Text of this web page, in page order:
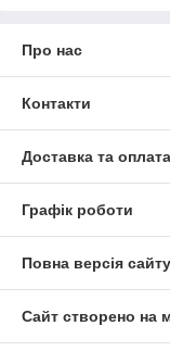
Про нас
Контакти
Доставка та оплата
Графік роботи
Повна версія сайту
Сайт створено на